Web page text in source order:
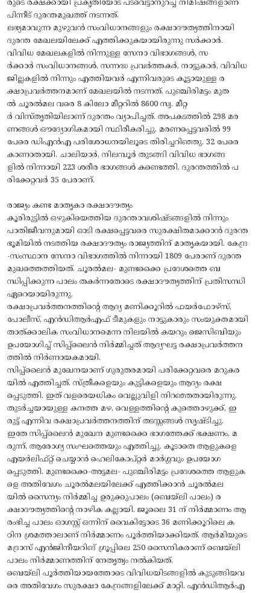
രുടെ രക്ഷക്കായി പ്രകൃതിയോട് പടവെട്ടാനുറച്ച് നിമിഷങ്ങളാണ്
പിന്നീട് ദുരന്തമുഖത്ത് നടന്നത്.
ലഭ്യമാവുന്ന മുഴുവന്‍ സംവിധാനങ്ങളും രക്ഷാദൗത്യത്തിനായി
ദുരന്ത മേഖലയിലേക്ക് എത്തിക്കുകയായിരുന്നു സര്‍ക്കാര്‍.
വിവിധ മേഖലകളില്‍ നിന്നുള്ള സേനാ വിഭാഗങ്ങള്‍, സ
ര്‍ക്കാര്‍ സംവിധാനങ്ങള്‍, സന്നദ്ധ പ്രവര്‍ത്തകര്‍, നാട്ടുകാര്‍, വിവിധ
ജില്ലകളില്‍ നിന്നും എത്തിയവർ എന്നിവരുടെ കൂട്ടായുള്ള ര
ക്ഷാപ്രവര്‍ത്തനമാണ് മേഖലയില്‍ നടന്നത്. പുഞ്ചിരിമട്ടം മുത
ല്‍ ചൂരല്‍മല വരെ 8 കിലോ മീറ്ററില്‍ 8600 സ്വ. മീറ്റ
ര്‍ വിസ്തൃതിയിലാണ് ദുരന്തം വ്യാപിച്ചത്. അപകടത്തില്‍ 298 മര
ണങ്ങൾ ഔദ്യോഗികമായി സ്ഥിരീകരിച്ചു. മരണപ്പെട്ടവരില്‍ 99
പേരെ ഡിഎന്‍എ പരിശോധനയിലൂടെ തിരിച്ചറിഞ്ഞു. 32 പേരെ
കാണാതായി. ചാലിയാര്‍, നിലമ്പൂര്‍ തുടങ്ങി വിവിധ ഭാഗങ്ങ
ളില്‍ നിന്നായി 223 ശരീര ഭാഗങ്ങള്‍ കണ്ടെത്തി. ദുരന്തത്തില്‍ പ
രിക്കേറ്റവര്‍ 35 പേരാണ്.
രാജ്യം കണ്ട മാതൃകാ രക്ഷാദൗത്യം
കൂരിരുട്ടില്‍ ഒഴുകിയെത്തിയ ദുരന്താവശിഷ്ടങ്ങളില്‍ നിന്നും
പാതിജീവനുമായി ഓടി രക്ഷപ്പെട്ടവരെ സുരക്ഷിതമാക്കാന്‍ ദുരന്ത
ഭൂമിയില്‍ നടത്തിയ രക്ഷാദൗത്യം രാജ്യത്തിന് മാതൃകയായി. കേന്ദ്ര
-സംസ്ഥാന സേനാ വിഭാഗത്തില്‍ നിന്നായി 1809 പേരാണ് ദുരന്ത
മുഖത്തെത്തിയത്. ചൂരല്‍മല- മുണ്ടക്കൈ പ്രദേശത്തെ ബ
ന്ധിപ്പിക്കുന്ന പാലം തകര്‍ന്നതോടെ രക്ഷാദൗത്യത്തിന് പ്രതിസന്ധി
ഏറെയായിരുന്നു.
രക്ഷാപ്രവര്‍ത്തനത്തിന്റെ ആദ്യ മണിക്കൂറില്‍ ഫയര്‍ഫോഴ്‌സ്,
പോലീസ്, എന്‍ഡിആര്‍എഫ് ടീമുകളും നാട്ടുകാരും സംയുക്തമായി
താത്ക്കാലിക സംവിധാനമെന്ന നിലയില്‍ കയറും ജെസിബിയും
ഉപയോഗിച്ച് സിപ്പ്‌ലൈന്‍ നിര്‍മ്മിച്ചത് ആദ്യഘട്ട രക്ഷാപ്രവര്‍ത്തന
ത്തിൽ നിര്‍ണായകമായി.
സിപ്പ്‌ലൈന്‍ മുഖേനയാണ് ഗുരുതരമായി പരിക്കേറ്റവരെ മറുകര
യിൽ എത്തിച്ചത്. സ്ത്രീകളെയും കുട്ടികളെയും ആദ്യം രക്ഷ
പ്പെടുത്തി. ഇത് വളരെയധികം വെല്ലുവിളി നിറഞ്ഞതായിരുന്നു.
തുടര്‍ച്ചയായുള്ള കനത്ത മഴ, വെള്ളത്തിന്റെ കുത്തൊഴുക്ക്, ഇ
രുട്ട് എന്നിവ രക്ഷാപ്രവര്‍ത്തനത്തിന് തടസ്സങ്ങള്‍ സൃഷ്ടിച്ചു.
ഇതേ സിപ്പ്‌ലൈന്‍ മുഖേന മുണ്ടക്കൈ ഭാഗത്തേക്ക് ഭക്ഷണം, മ
രുന്ന്, ആരോഗ്യ സംഘത്തെയും എത്തിച്ചു. കൂടാതെ ആളുകളെ
എയര്‍ലിഫ്റ്റ് ചെയ്യാന്‍ ഹെലികോപ്റ്റര്‍ മാര്‍ഗ്ഗവും ഉപയോഗ
പ്പെടുത്തി. മുണ്ടക്കൈ-അട്ടമല- പുഞ്ചിരിമട്ടം പ്രദേശത്തെ ആളുക
ളെ അതിവേഗം ചൂരല്‍മലയിലേക്ക് എത്തിക്കാന്‍ ചൂരല്‍മല
യില്‍ സൈന്യം നിര്‍മ്മിച്ച ഉരുക്കുപാലം (ബെയ്ലി പാലം) ര
ക്ഷാദൗത്യത്തിന്റെ നാഴിക കല്ലായി. ജൂലൈ 31 ന് നിര്‍മ്മാണം ആ
രംഭിച്ച പാലം ഓഗസ്റ്റ് ഒന്നിന് വൈകിട്ടോടെ 36 മണിക്കൂറിലെ ക
ഠിന ശ്രമത്താലാണ് നിര്‍മ്മാണം പൂര്‍ത്തിയാക്കിയത്. ആര്‍മിയുടെ
മദ്രാസ് എന്‍ജിനീയറിങ് ഗ്രൂപ്പിലെ 250 സൈനികരാണ് ബെയ്‌ലി
പാലം നിര്‍മ്മാണത്തിന് നേതൃത്വം നല്‍കിയത്.
ബെയ്‌ലി പൂര്‍ത്തിയായത്തോടെ വിവിധയിടങ്ങളില്‍ കുടുങ്ങിയവ
രെ അതിവേഗം സുരക്ഷാ കേന്ദ്രങ്ങളിലേക്ക് മാറ്റി. എന്‍ഡിആര്‍എ